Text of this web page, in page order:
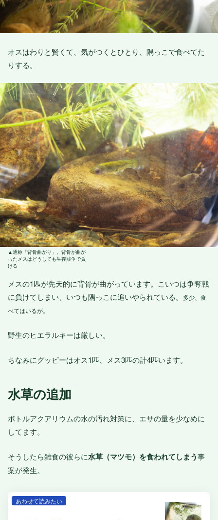
オスはわりと賢くて、気がつくとひとり、隅っこで食べてた
りする。
通称「背骨曲がり」。背骨が曲が
ったメスはどうしても生存競争で負
ける
メスの1匹が先天的に背骨が曲がっています。こいつは争奪戦
に負けてしまい、いつも隅っこに追いやられている。
多少、食
べてはいるが。
野生のヒエラルキーは厳しい。
ちなみにグッピーはオス1匹、メス3匹の計4匹います。
水草の追加
ボトルアクアリウムの水の汚れ対策に、エサの量を少なめに
してます。
そうしたら雑食の彼らに水草（マツモ）を食われてしまう事
案が発生。
あわせて読みたい